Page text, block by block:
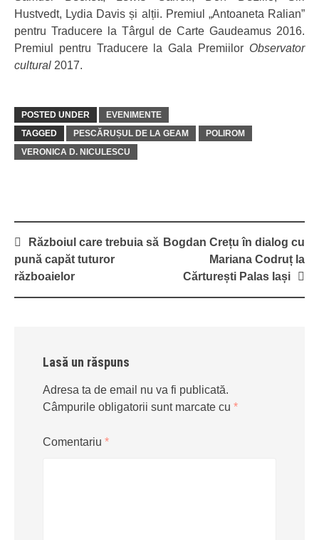
Hustvedt, Lydia Davis și alții. Premiul „Antoaneta Ralian”
pentru Traducere la Târgul de Carte Gaudeamus 2016.
Premiul pentru Traducere la Gala Premiilor Observator
cultural 2017.
POSTED UNDER
EVENIMENTE
TAGGED
PESCĂRUȘUL DE LA GEAM
POLIROM
VERONICA D. NICULESCU
Post
navigation
Războiul care trebuia să
pună capăt tuturor
războaielor
Bogdan Crețu în dialog cu
Mariana Codruț la
Cărturești Palas Iași
Lasă un răspuns
Adresa ta de email nu va fi publicată.
Câmpurile obligatorii sunt marcate cu *
Comentariu *